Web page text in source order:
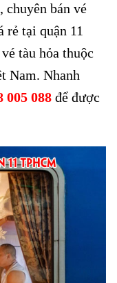
chuyên bán vé
rẻ tại quận 11
tàu hỏa thuộc
Nam. Nhanh
005 088 để được